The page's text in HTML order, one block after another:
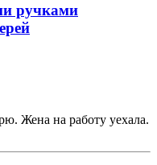
ручками
Жена на работу уехала.